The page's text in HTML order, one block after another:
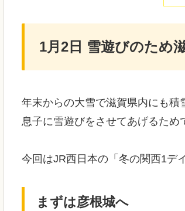
1月2日 雪遊びのため
年末からの大雪で滋賀県内にも積
息子に雪遊びをさせてあげるため
今回はJR西日本の「冬の関西1デ
まずは彦根城へ